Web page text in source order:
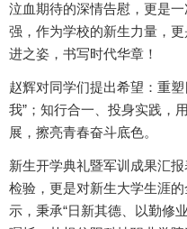
泣血期待的深情告慰，更是
强，作为学校的新生力量，
进之姿，书写时代华章！
赵辉对同学们提出希望：重塑
我”；知行合一、投身实践，
展，擦亮青春奋斗底色。
新生开学典礼暨军训成果汇
检验，更是对新生大学生涯
示，秉承“日新其德、以勤修